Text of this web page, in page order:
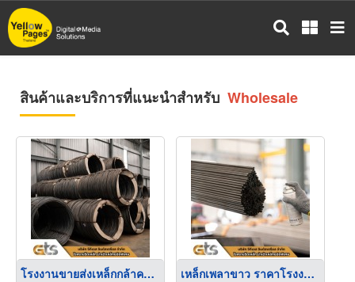
ข้าม
ไป
สินค้าและบริการที่แนะนำสำหรับ Wholesale
โรงงานขายส่งเหล็กกล้าคาร์บอน Carbon Steel Wholesale Supplier 碳钢批发供应商 เหล็กเพลาขาว ราคาโรงงาน Bright Bar Factory Price Wholesale 光亮钢出厂价批发